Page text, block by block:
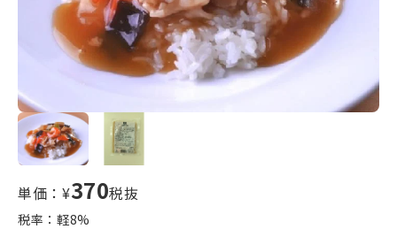
単価：¥370税抜
税率：軽8%